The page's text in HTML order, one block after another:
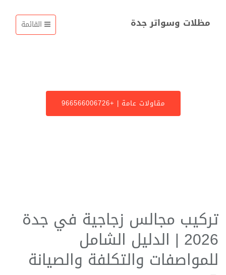
مظلات وسواتر جدة القائمة
مقاولات عامة | +966566006726
تركيب مجالس زجاجية في جدة
2026 | الدليل الشامل
للمواصفات والتكلفة والصيانة